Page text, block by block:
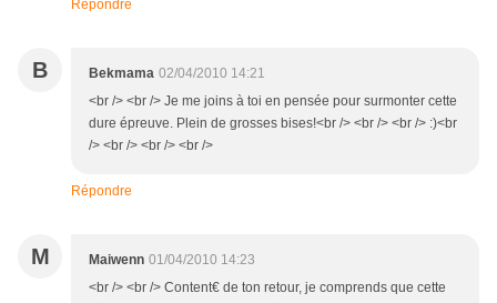
Répondre
B Bekmama 02/04/2010 14:21
<br /> <br /> Je me joins à toi en pensée pour surmonter cette
dure épreuve. Plein de grosses bises!<br /> <br /> <br /> :)<br
/> <br /> <br /> <br />
Répondre
M Maiwenn 01/04/2010 14:23
<br /> <br /> Content€ de ton retour, je comprends que cette